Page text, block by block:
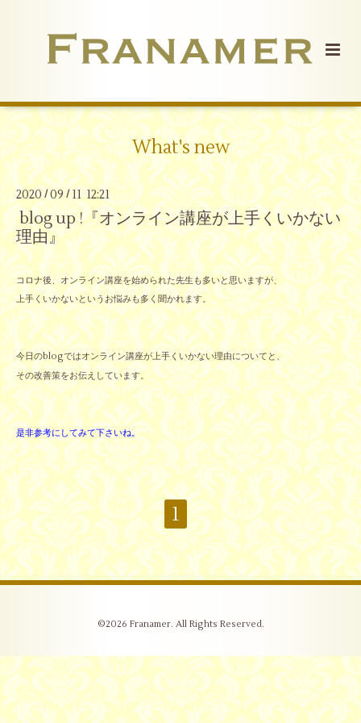
What's new
2020/09 /11 12:21
blog up !『オンライン講座が上手くいかない
理由』
コロナ後、オンライン講座を始められた先生も多いと思いますが、
上手くいかないというお悩みも多く聞かれます。
今日のblogではオンライン講座が上手くいかない理由についてと、
その改善策をお伝えしています。
是非参考にしてみて下さいね。
1
©2026 Franamer. All Rights Reserved.